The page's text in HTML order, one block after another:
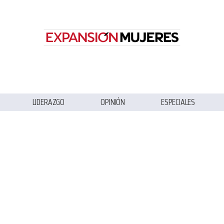
LIDERAZGO OPINIÓN ESPECIALES